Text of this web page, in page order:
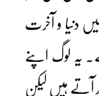
دنیا و آخرت
یہ لوگ اپنے
آتے ہیں لیکن